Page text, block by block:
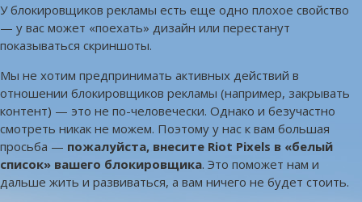
У блокировщиков рекламы есть еще одно плохое свойство
— у вас может «поехать» дизайн или перестанут
показываться скриншоты.
Мы не хотим предпринимать активных действий в
отношении блокировщиков рекламы (например, закрывать
контент) — это не по-человечески. Однако и безучастно
смотреть никак не можем. Поэтому у нас к вам большая
просьба — пожалуйста, внесите Riot Pixels в «белый
список» вашего блокировщика. Это поможет нам и
дальше жить и развиваться, а вам ничего не будет стоить.